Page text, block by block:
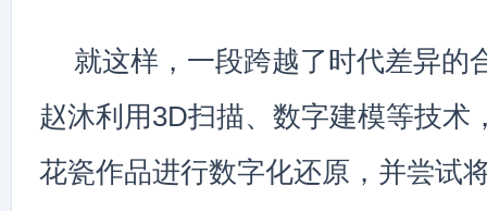
就这样，一段跨越了时代差异的
赵沐利用3D扫描、数字建模等技术
花瓷作品进行数字化还原，并尝试